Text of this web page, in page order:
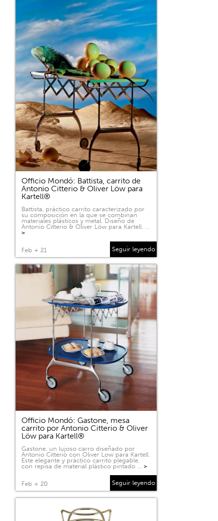
Officio Mondó: Battista, carrito de
Antonio Citterio & Oliver Löw para
Kartell®
Battista, práctico carrito caracterizado por
su composición en la que se combinan
materiales plásticos y metal. Diseño de
Antonio Citterio & Oliver Löw para Kartell. …
>
Feb + 21 Seguir leyendo
Officio Mondó: Gastone, mesa
carrito por Antonio Citterio & Oliver
Löw para Kartell®
Gastone, un lujoso carro diseñado por
Antonio Citterio con Oliver Low para Kartell.
Este elegante y práctico carrito plegable,
con repisa de material plástico pintado … >
Feb + 20 Seguir leyendo